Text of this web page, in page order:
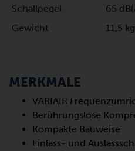
Schallpegel
65
Gewicht
11,5
MERKMALE
VARIAIR
Berührungslose
Kompakte Bauweise
Einlass- und